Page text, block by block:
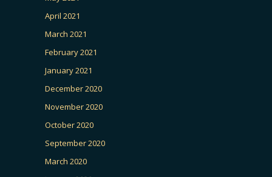
April 2021
March 2021
February 2021
January 2021
December 2020
November 2020
October 2020
September 2020
March 2020